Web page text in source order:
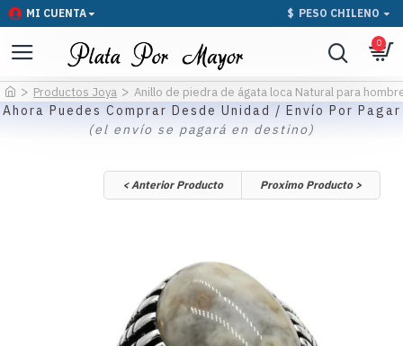
MI CUENTA $ PESO CHILENO
0
Productos Joya Anillo de piedra de ágata loca Natural para
Ahora Puedes Comprar Desde Unidad / Envío Por Pagar
(el envío se pagará en destino)
< Anterior Producto Proximo Producto >